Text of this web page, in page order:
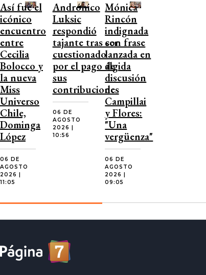
Así fue el
icónico
encuentro
entre
Cecilia
Bolocco y
la nueva
Miss
Universo
Chile,
Dominga
López
06 DE
AGOSTO
2026 |
11:05
Andrónico
Luksic
respondió
tajante tras ser
cuestionado
por el pago de
sus
contribuciones
06 DE
AGOSTO
2026 |
10:56
Mónica
Rincón
indignada
con frase
lanzada en
álgida
discusión
de
Campillai
y Flores:
"Una
vergüenza"
06 DE
AGOSTO
2026 |
09:05